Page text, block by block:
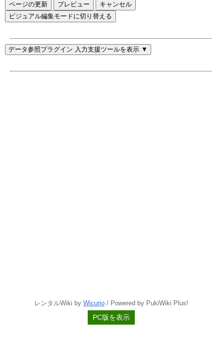
ページの更新
ビジュアル編集モードに切り替える
データ参照プラグイン 入力支援ツールを表示 ▼
レンタルWiki by Wicurio/ Powered by PukiWiki Plus!
PC版を表示